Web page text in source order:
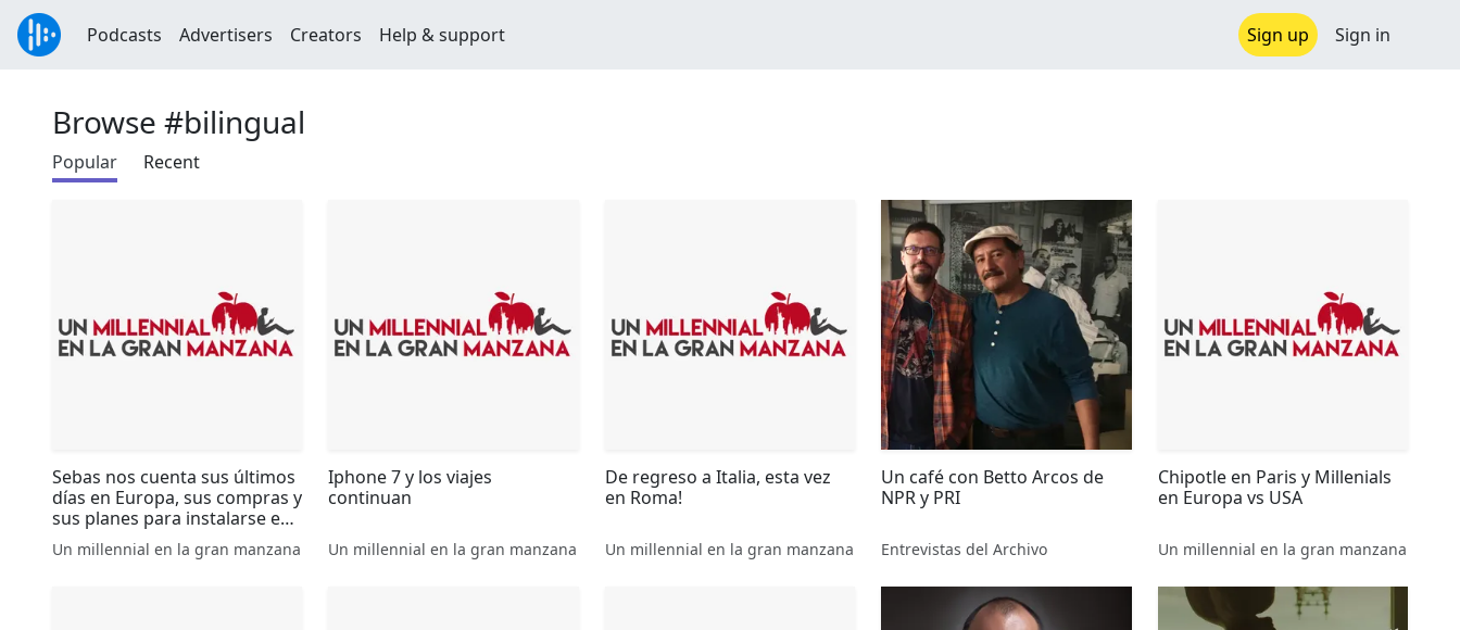
Podcasts Advertisers Creators Help & support Sign up Sign in
Browse #bilingual
Popular Recent
Sebas nos cuenta sus últimos
días en Europa, sus compras y
sus planes para instalarse en
NY próximamente, no sin
antes mandar un buen
Un millennial en la gran manzana
Iphone 7 y los viajes
continuan
Un millennial en la gran manzana
De regreso a Italia, esta vez
en Roma!
Un millennial en la gran manzana
Un café con Betto Arcos de
NPR y PRI
Entrevistas del Archivo
Chipotle en Paris y Millenials
en Europa vs USA
Un millennial en la gran manzana